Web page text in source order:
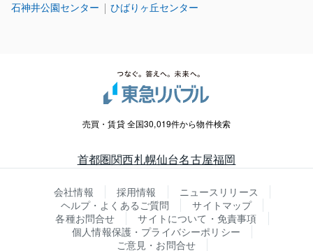
石神井公園センター ひばりヶ丘センター
売買・賃貸 全国30,019件から物件検索
首都圏関西札幌仙台名古屋福岡
会社情報 採用情報
ニュースリリース
ヘルプ・よくあるご質問
サイトマップ
各種お問合せ
サイトについて・免責事項
個人情報保護・プライバシーポリシー
ご意見・お問合せ